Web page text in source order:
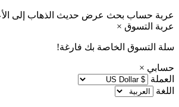
عربة حساب بحث عرض حديث الذهاب إلى
عربة التسوق ×
سلة التسوق الخاصة بك فارغة!
حسابي ×
العملة
اللغة